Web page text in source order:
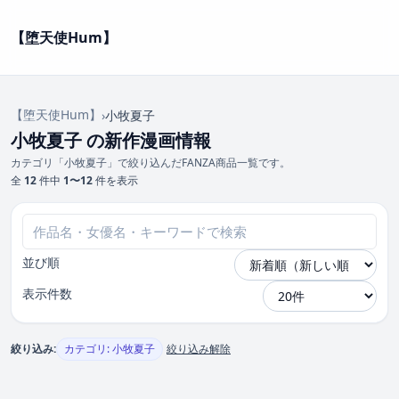
【堕天使Hum】
【堕天使Hum】 ›小牧夏子
小牧夏子 の新作漫画情報
カテゴリ「小牧夏子」で絞り込んだFANZA商品一覧です。
全 12件中 1〜12件を表示
並び順
表示件数
絞り込み: カテゴリ: 小牧夏子 絞り込み解除